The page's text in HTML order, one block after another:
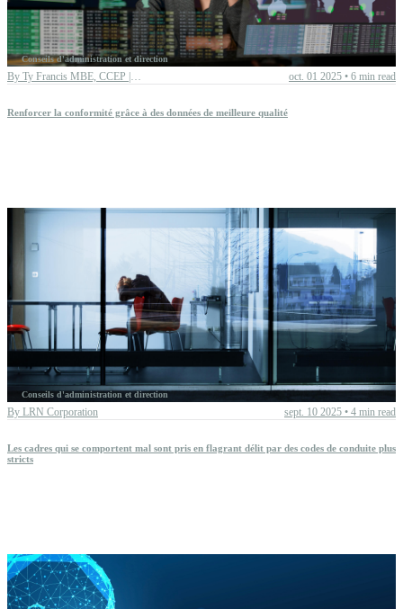
Conseils d'administration et direction
By Ty Francis MBE, CCEP | Chief Advisory Officer oct. 01 2025 • 6 min read
Renforcer la conformité grâce à des données de meilleure qualité
Conseils d'administration et direction
By LRN Corporation sept. 10 2025 • 4 min read
Les cadres qui se comportent mal sont pris en flagrant délit par des codes de conduite plus
stricts